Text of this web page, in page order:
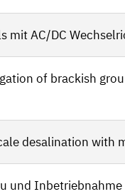
mit AC/DC
of brackish
desalination with
und